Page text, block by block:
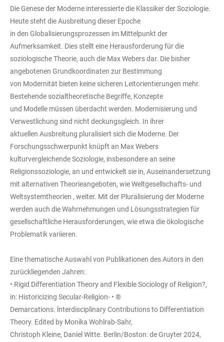
Die Genese der Moderne interessierte die Klassiker der Soziologie.
Heute steht die Ausbreitung dieser Epoche
in den Globalisierungsprozessen im Mittelpunkt der
Aufmerksamkeit. Dies stellt eine Herausforderung für die
soziologische Theorie, auch die Max Webers dar. Die bisher
angebotenen Grundkoordinaten zur Bestimmung
von Modernität bieten keine sicheren Leitorientierungen mehr.
Bestehende sozialtheoretische Begriffe, Konzepte
und Modelle müssen überdacht werden. Modernisierung und
Verwestlichung sind nicht deckungsgleich. In ihrer
aktuellen Ausbreitung pluralisiert sich die Moderne. Der
Forschungsschwerpunkt knüpft an Max Webers
kulturvergleichende Soziologie, insbesondere an seine
Religionssoziologie, an und entwickelt sie in, Auseinandersetzung
mit alternativen Theorieangeboten, wie Weltgesellschafts- und
Weltsystemtheorien , weiter. Mit der Pluralisierung der Moderne
werden auch die Wahrnehmungen und Lösungsstrategien für
gesellschaftliche Herausforderungen, wie etwa die ökologische
Problematik variieren.
Eine thematische Auswahl von Publikationen des Autors in den
zurückliegenden Jahren:
• Rigid Differentiation Theory and Flexible Sociology of Religion?,
in: Historicizing Secular-Religion- • ®
Demarcations. lnterdisciplinary Contributions to Differentiation
Theory. Edited by Monika Wohlrab-Sahr,
Christoph Kleine, Daniel Witte. Berlin/Boston: de Gruyter 2024,